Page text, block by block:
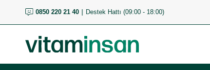
0850 220 21 40 Destek Hattı (09:00 - 18:00)